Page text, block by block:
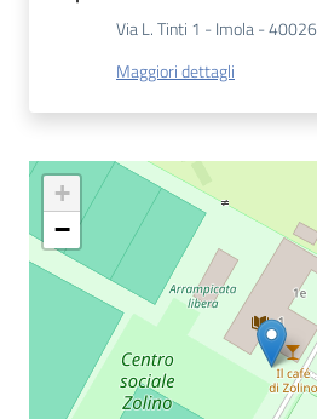
Catalogo
on line
Via L. Tinti 1 - Imola - 40026
Maggiori dettagli
+
−